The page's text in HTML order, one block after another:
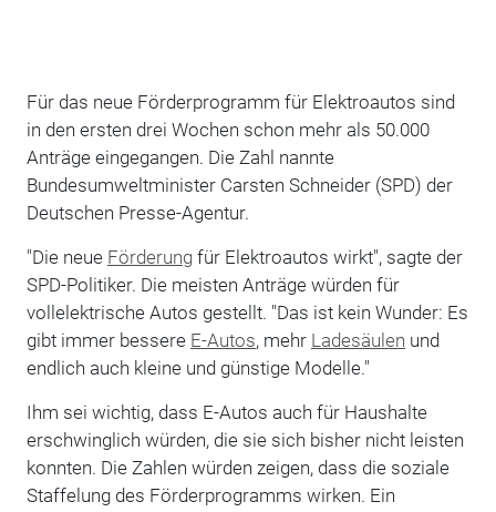
Für das neue Förderprogramm für Elektroautos sind
in den ersten drei Wochen schon mehr als 50.000
Anträge eingegangen. Die Zahl nannte
Bundesumweltminister Carsten Schneider (SPD) der
Deutschen Presse-Agentur.
"Die neue Förderungfür Elektroautos wirkt", sagte der
SPD-Politiker. Die meisten Anträge würden für
vollelektrische Autos gestellt. "Das ist kein Wunder: Es
gibt immer bessere E-Autos, mehr Ladesäulen und
endlich auch kleine und günstige Modelle."
Ihm sei wichtig, dass E-Autos auch für Haushalte
erschwinglich würden, die sie sich bisher nicht leisten
konnten. Die Zahlen würden zeigen, dass die soziale
Staffelung des Förderprogramms wirken. Ein